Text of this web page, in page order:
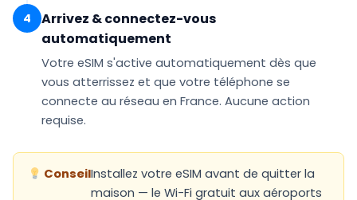
4
Arrivez & connectez-vous
automatiquement
Votre eSIM s'active automatiquement dès que
vous atterrissez et que votre téléphone se
connecte au réseau en France. Aucune action
requise.
ConseilInstallez votre eSIM avant de quitter la
maison — le Wi-Fi gratuit aux aéroports